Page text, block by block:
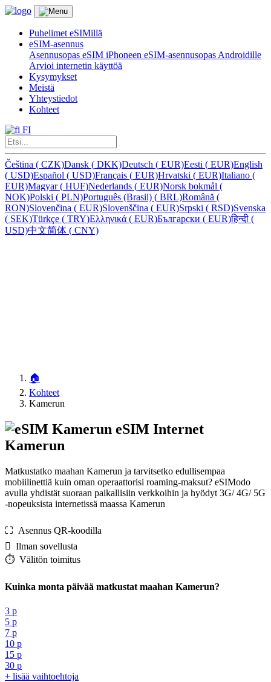
Puhelimet eSIMillä
eSIM-asennus
Asennusopas eSIM iPhoneen eSIM-asennusopas Androidille
Arvioi internetin käyttöä
Kysymykset
Meistä
Yhteystiedot
Kohteet
FI
Čeština ( CZK)Dansk ( DKK)Deutsch ( EUR)Eesti ( EUR)English
( USD)Español ( USD)Français ( EUR)Hrvatski ( EUR)Italiano (
EUR)Magyar( HUF)Nederlands ( EUR)Norsk bokmål (
NOK)Polski ( PLN)Português (Brasil) ( BRL)Română (
RON)Slovenčina ( EUR)Slovenščina ( EUR)Srpski ( RSD)Svenska
( SEK)Türkçe ( TRY)Ελληνικά ( EUR)Български ( EUR)हिन्दी (
USD)中文简体 ( CNY)
🏠
Kohteet
Kamerun
eSIM Internet
Kamerun
Matkustatko maahan Kamerun ja tarvitsetko edullisempaa
mobiilinettiä kuin oman operaattorisi roaming-maksut? eSIModo
avulla yhdistät suoraan paikallisiin verkkoihin ja hyödyt 3G/ 4G/ 5G
-nopeuksista internetissä maassa Kamerun
⛶️️ Asennus QR-koodilla
️ Ilman sovellusta
⏱️️ Välitön toimitus
Kuinka monta päivää matkustat maahan Kamerun?
3 p
5 p
7 p
10 p
15 p
30 p
+ lisää vaihtoehtoja